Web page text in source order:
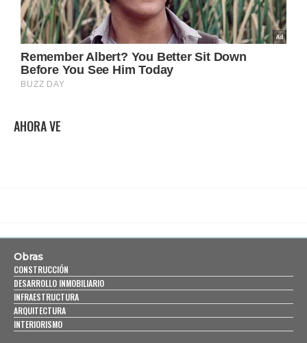
AHORA VE
Obras
CONSTRUCCIÓN
DESARROLLO INMOBILIARIO
INFRAESTRUCTURA
ARQUITECTURA
INTERIORISMO